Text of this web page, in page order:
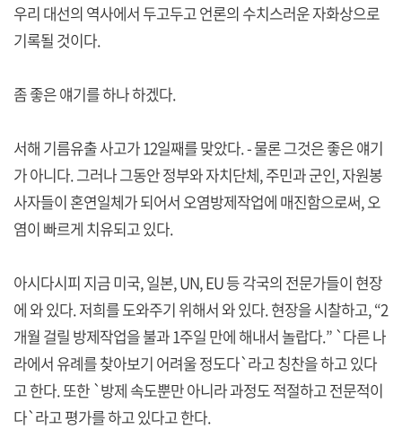
우리 대선의 역사에서 두고두고 언론의 수치스러운 자화상으로
기록될 것이다.
좀 좋은 얘기를 하나 하겠다.
서해 기름유출 사고가 12일째를 맞았다. - 물론 그것은 좋은 얘기
가 아니다. 그러나 그동안 정부와 자치단체, 주민과 군인, 자원봉
사자들이 혼연일체가 되어서 오염방제작업에 매진함으로써, 오
염이 빠르게 치유되고 있다.
아시다시피 지금 미국, 일본, UN, EU 등 각국의 전문가들이 현장
에 와 있다. 저희를 도와주기 위해서 와 있다. 현장을 시찰하고, “2
개월 걸릴 방제작업을 불과 1주일 만에 해내서 놀랍다.” `다른 나
라에서 유례를 찾아보기 어려울 정도다`라고 칭찬을 하고 있다
고 한다. 또한 `방제 속도뿐만 아니라 과정도 적절하고 전문적이
다`라고 평가를 하고 있다고 한다.